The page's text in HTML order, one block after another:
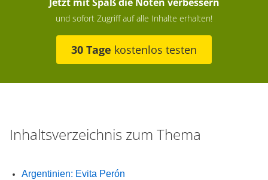
und sofort Zugriff auf alle Inhalte erhalten!
30 Tage kostenlos testen
Inhaltsverzeichnis zum Thema
Argentinien: Evita Perón